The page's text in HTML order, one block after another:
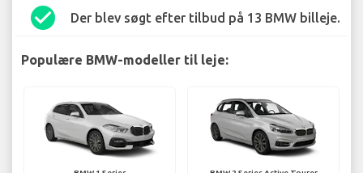
check_circle Der blev søgt efter tilbud på 13 BMW billeje.
Populære BMW-modeller til leje: